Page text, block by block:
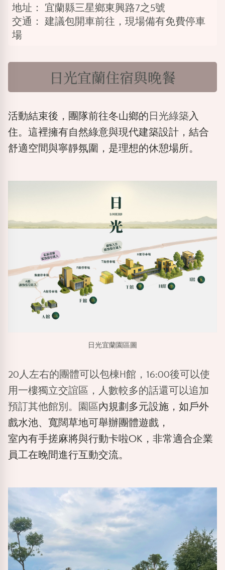
地址： 宜蘭縣三星鄉東興路7之5號
交通： 建議包開車前往，現場備有免費停車
場
日光宜蘭住宿與晚餐
活動結束後，團隊前往冬山鄉的 日光綠築入
住。這裡擁有自然綠意與現代建築設計，結合
舒適空間與寧靜氛圍，是理想的休憩場所。
日光宜蘭園區圖
20人左右的團體可以包棟H館，16:00後可以使
用一樓獨立交誼區，人數較多的話還可以追加
預訂其他館別。園區內規劃多元設施，如戶外
戲水池、寬闊草地可舉辦團體遊戲，
室內有手搓麻將與行動卡啦OK，非常適合企業
員工在晚間進行互動交流。